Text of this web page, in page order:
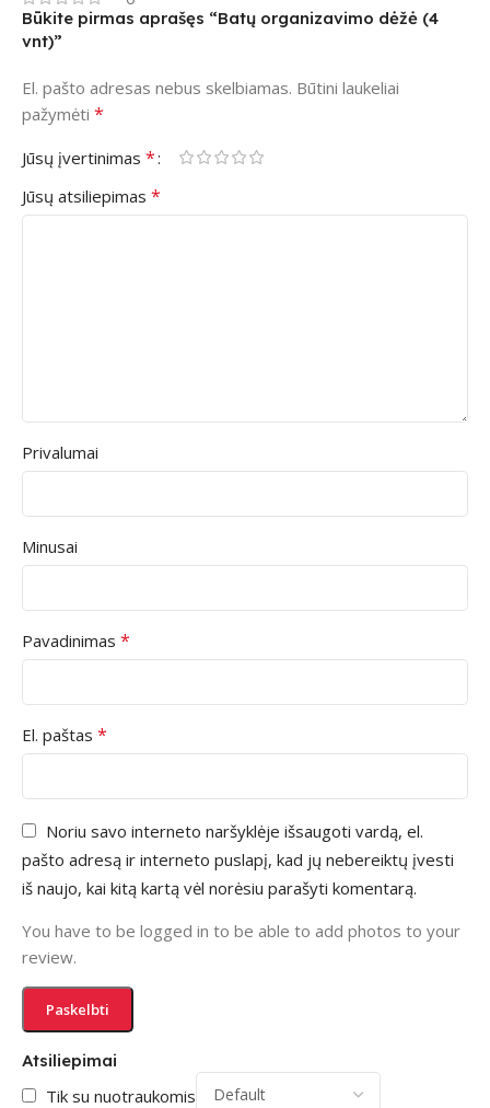
Atsiliepimai
Tik su nuotraukomis
Būkite pirmas aprašęs “Batų organizavimo dėžė (4
vnt)”
El. pašto adresas nebus skelbiamas. Būtini laukeliai
pažymėti *
Jūsų įvertinimas *
Jūsų atsiliepimas *
Privalumai
Minusai
Pavadinimas *
El. paštas *
Noriu savo interneto naršyklėje išsaugoti vardą, el.
pašto adresą ir interneto puslapį, kad jų nebereiktų įvesti
iš naujo, kai kitą kartą vėl norėsiu parašyti komentarą.
You have to be logged in to be able to add photos to your
review.